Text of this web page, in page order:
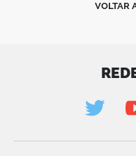
VOLTAR